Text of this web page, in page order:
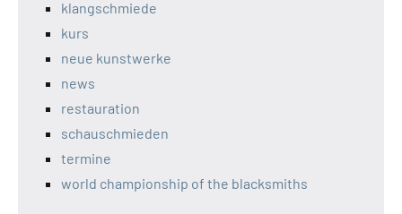
klangschmiede
kurs
neue kunstwerke
news
restauration
schauschmieden
termine
world championship of the blacksmiths